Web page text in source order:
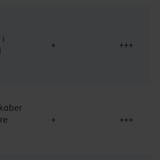
i
+ +++
+ +++